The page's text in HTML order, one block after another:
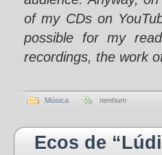
of my CDs on
possible for my
recordings, the work
Música nenhum
Ecos de